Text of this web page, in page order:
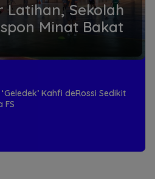
Latihan, Sekolah
Minat Bakat
Kahfi deRossi Sedikit
FS